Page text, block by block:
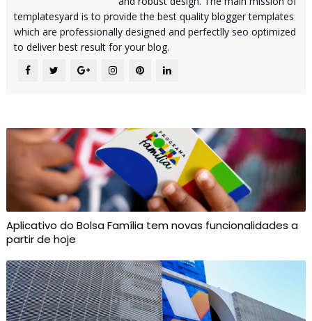
templatesyard is to provide the best quality blogger templates
which are professionally designed and perfectlly seo optimized
to deliver best result for your blog.
Aplicativo do Bolsa Família tem novas funcionalidades a
partir de hoje